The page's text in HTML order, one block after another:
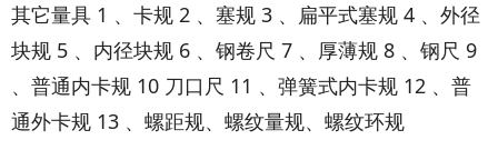
其它量具 1 、卡规 2 、塞规 3 、扁平式塞规 4 、外径
块规 5 、内径块规 6 、钢卷尺 7 、厚薄规 8 、钢尺 9
、普通内卡规 10 刀口尺 11 、弹簧式内卡规 12 、普
通外卡规 13 、螺距规、螺纹量规、螺纹环规